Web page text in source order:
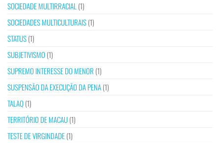
SOCIEDADE MULTIRRACIAL (1)
SOCIEDADES MULTICULTURAIS(1)
STATUS(1)
SUBJETIVISMO (1)
SUPREMO INTERESSE DO MENOR (1)
SUSPENSÃO DA EXECUÇÃO DA PENA(1)
TALAQ(1)
TERRITÓRIO DE MACAU(1)
TESTE DE VIRGINDADE(1)